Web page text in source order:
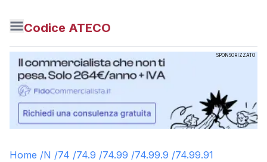
Codice ATECO
SPONSORIZZATO
Home /N /74 /74.9 /74.99 /74.99.9 /74.99.91